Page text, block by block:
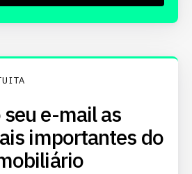
seu e-mail as
importantes do